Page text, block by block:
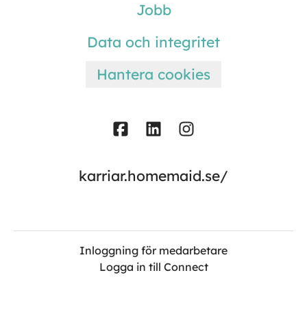
Jobb
Data och integritet
Hantera cookies
karriar.homemaid.se/
Inloggning för medarbetare
Logga in till Connect